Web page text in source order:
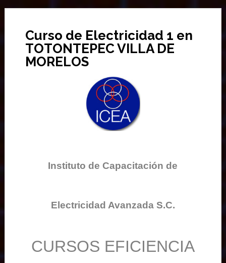
Curso de Electricidad 1 en
TOTONTEPEC VILLA DE
MORELOS
Instituto de Capacitación de
Electricidad Avanzada S.C.
CURSOS EFICIENCIA